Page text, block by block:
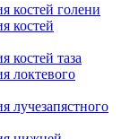
костей голени
костей
костей таза
локтевого
лучезапястного